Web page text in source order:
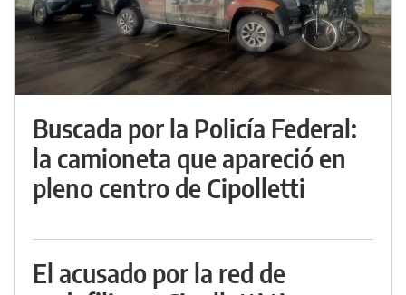
Buscada por la Policía Federal:
la camioneta que apareció en
pleno centro de Cipolletti
El acusado por la red de